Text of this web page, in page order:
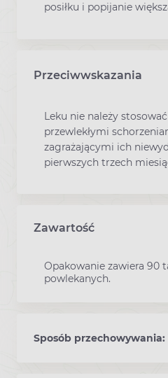
posiłku i popijanie
Przeciwwskazania
Leku nie należy
przewlekłymi
zagrażającymi ich
pierwszych trzech
Zawartość
Opakowanie zawiera 90
powlekanych.
Sposób przechowywania: